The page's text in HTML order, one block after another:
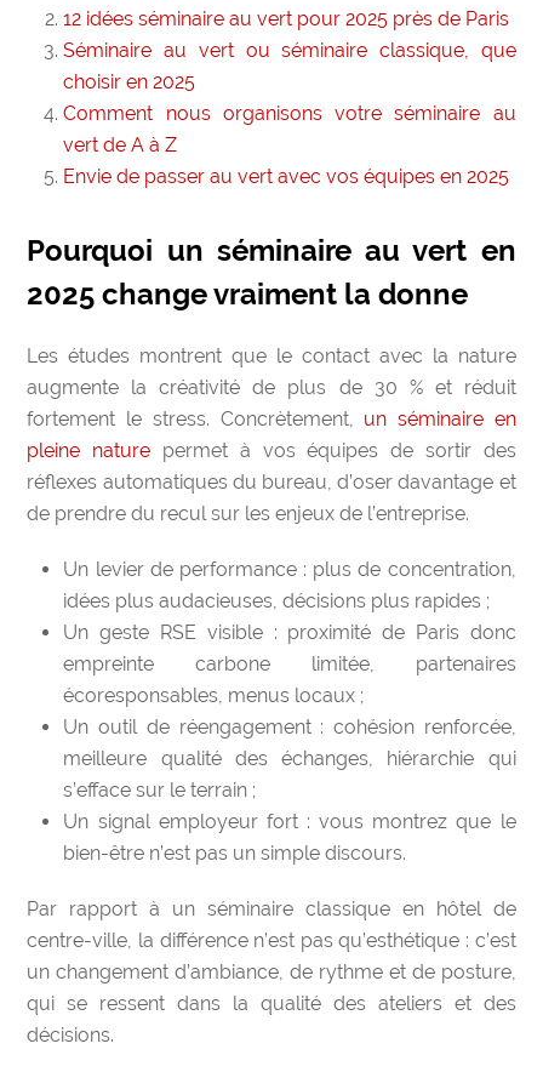
12 idées séminaire au vert pour 2025 près de Paris
Séminaire au vert ou séminaire classique, que
choisir en 2025
Comment nous organisons votre séminaire au
vert de A à Z
Envie de passer au vert avec vos équipes en 2025
Pourquoi un séminaire au vert en
2025 change vraiment la donne
Les études montrent que le contact avec la nature
augmente la créativité de plus de 30 % et réduit
fortement le stress. Concrètement, un séminaire en
pleine nature permet à vos équipes de sortir des
réflexes automatiques du bureau, d’oser davantage et
de prendre du recul sur les enjeux de l’entreprise.
Un levier de performance : plus de concentration,
idées plus audacieuses, décisions plus rapides ;
Un geste RSE visible : proximité de Paris donc
empreinte carbone limitée, partenaires
écoresponsables, menus locaux ;
Un outil de réengagement : cohésion renforcée,
meilleure qualité des échanges, hiérarchie qui
s’efface sur le terrain ;
Un signal employeur fort : vous montrez que le
bien-être n’est pas un simple discours.
Par rapport à un séminaire classique en hôtel de
centre-ville, la différence n’est pas qu’esthétique : c’est
un changement d’ambiance, de rythme et de posture,
qui se ressent dans la qualité des ateliers et des
décisions.